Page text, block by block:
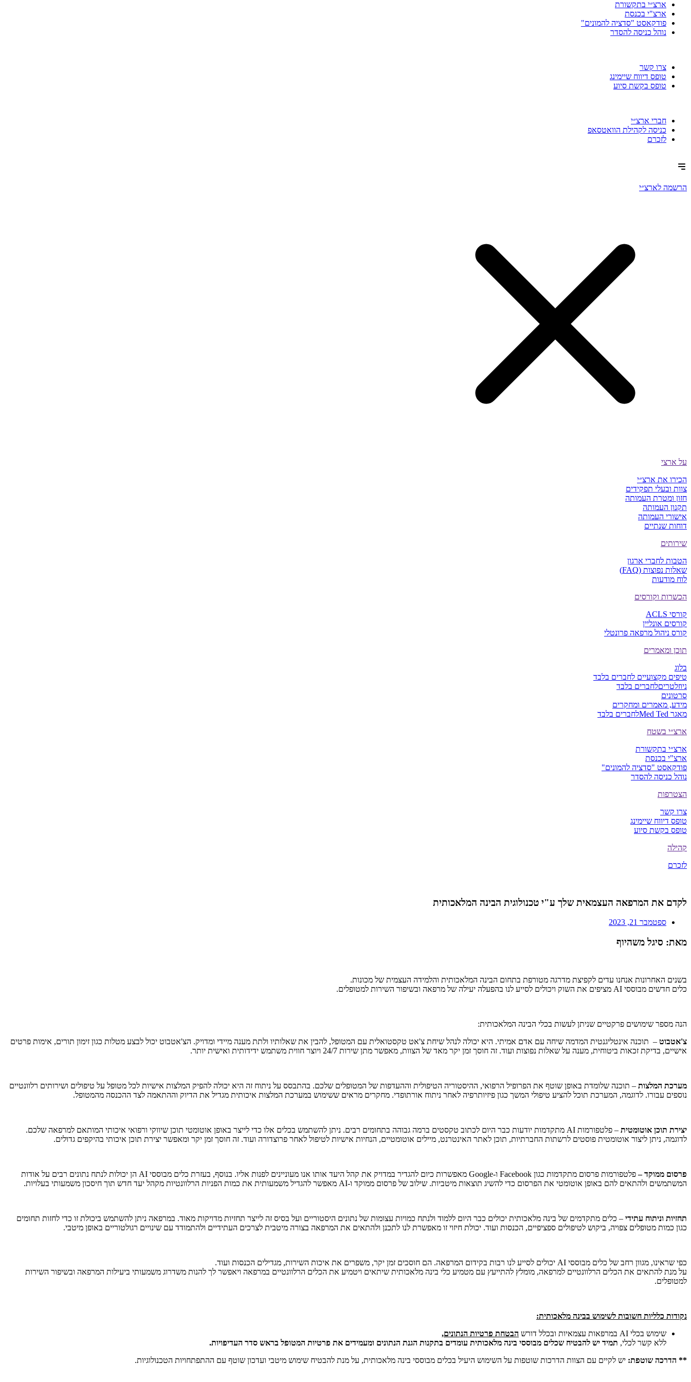
ארצ״י בתקשורת
ארצ"י בכנסת
פודקאסט "סדציה להמונים"
נוהל כניסה להסדר
צרו קשר
טופס דיווח שיימינג
טופס בקשת סיוע
חברי ארצ״י
כניסה לקהילת הוואטסאפ
לזכרם
הרשמה לארצ״י
על ארצי
הכירו את ארצ״י
צוות ובעלי תפקידים
חזון ומטרת העמותה
תקנון העמותה
אישורי העמותה
דוחות שנתיים
שירותים
הטבות לחברי ארגון
שאלות נפוצות (FAQ)
לוח מודעות
הכשרות וקורסים
קורסי ACLS
קורסים אונליין
קורס ניהול מרפאה פרונטלי
תוכן ומאמרים
בלוג
טיפים מקצועיים לחברים בלבד
ניוזלטריםלחברים בלבד
סרטונים
מידע, מאמרים ומחקרים
מאגר Med Ted
לחברים בלבד
ארצ״י בשטח
ארצ״י בתקשורת
ארצ"י בכנסת
פודקאסט "סדציה להמונים"
נוהל כניסה להסדר
הצטרפות
צרו קשר
טופס דיווח שיימינג
טופס בקשת סיוע
קהילה
לזכרם
לקדם את המרפאה העצמאית שלך ע"י טכנולוגית הבינה המלאכותית
ספטמבר 21, 2023
מאת: סיגל משהיוף
בשנים האחרונות אנחנו עדים לקפיצת מדרגה מטורפת בתחום הבינה המלאכותית והלמידה העצמית של מכונות.
כלים חדשים מבוססי AI מציפים את השוק ויכולים לסייע לנו בהפעלה יעילה של מרפאה ובשיפור השירות למטופלים.
הנה מספר שימושים פרקטיים שניתן לעשות בכלי הבינה המלאכותית:
צ'אטבוט – תוכנה אינטליגנטית המדמה שיחה עם אדם אמיתי. היא יכולה לנהל שיחת צ'אט טקסטואלית עם המטופל, להבין את שאלותיו ולתת מענה מיידי ומדויק. הצ'אטבוט יכול לבצע מטלות כגון זימון תורים, אימות פרטים
אישיים, בדיקת זכאות ביטוחית, מענה על שאלות נפוצות ועוד. זה חוסך זמן יקר מאד של הצוות, מאפשר מתן שירות 24/7 ויוצר חווית משתמש ידידותית ואישית יותר.
מערכת המלצות – תוכנה שלומדת באופן שוטף את הפרופיל הרפואי, ההיסטוריה הטיפולית וההעדפות של המטופלים שלכם. בהתבסס על ניתוח זה היא יכולה להפיק המלצות אישיות לכל מטופל על טיפולים ושירותים רלוונטיים
נוספים עבורו. לדוגמה, המערכת תוכל להציע טיפולי המשך כגון פיזיותרפיה לאחר ניתוח אורתופדי. מחקרים מראים ששימוש במערכת המלצות איכותית מגדיל את הדיוק וההתאמה לצד ההכנסה מהמטופל.
יצירת תוכן אוטומטית
– פלטפורמות AI מתקדמות יודעות כבר היום לכתוב טקסטים ברמה גבוהה בתחומים רבים. ניתן להשתמש בכלים אלו כדי לייצר באופן אוטומטי תוכן שיווקי ורפואי איכותי המותאם למרפאה שלכם.
לדוגמה, ניתן ליצור אוטומטית פוסטים לרשתות החברתיות, תוכן לאתר האינטרנט, מיילים אוטומטיים, הנחיות אישיות לטיפול לאחר פרוצדורה ועוד. זה חוסך זמן יקר ומאפשר יצירת תוכן איכותי בהיקפים גדולים.
פרסום ממוקד –
פלטפורמות פרסום מתקדמות כגון Facebook ו-Google מאפשרות כיום להגדיר במדויק את קהל היעד אותו אנו מעוניינים לפנות אליו. בנוסף, בעזרת כלים מבוססי AI הן יכולות לנתח נתונים רבים על אודות
המשתמשים ולהתאים להם באופן אוטומטי את הפרסום כדי להשיג תוצאות מיטביות. שילוב של פרסום ממוקד ו-AI מאפשר להגדיל משמעותית את כמות הפניות הרלוונטיות מקהל יעד חדש תוך חיסכון משמעותי בעלויות.
תחזיות וניתוח עתידי – כלים מתקדמים של בינה מלאכותית יכולים כבר היום ללמוד ולנתח כמויות עצומות של נתונים היסטוריים ועל בסיס זה לייצר תחזיות מדויקות מאוד. במרפאה ניתן להשתמש ביכולת זו כדי לחזות תחומים
כגון כמות מטופלים צפויה, ביקוש לטיפולים ספציפיים, הכנסות ועוד. יכולת חיזוי זו מאפשרת לנו לתכנן ולהתאים את המרפאה בצורה מיטבית לצרכים העתידיים ולהתמודד עם שינויים רגולטוריים באופן מיטבי.
כפי שראינו, מגוון רחב של כלים מבוססי AI יכולים לסייע לנו רבות בקידום המרפאה. הם חוסכים זמן יקר, משפרים את איכות השירות, מגדילים הכנסות ועוד.
על מנת להתאים את הכלים הרלוונטיים למרפאה, מומלץ להתייעץ עם מטמיע כלי בינה מלאכותית שיתאים ויטמיע את הכלים הרלוונטיים במרפאה ויאפשר לך להנות משדרוג משמעותי ביעילות המרפאה ובשיפור השירות
למטופלים.
נקודות כלליות חשובות לשימוש בבינה מלאכותית:
שימוש בכלי AI במרפאות עצמאיות ובכלל דורש
הבטחת פרטיות הנתונים,
ללא קשר לכלי, תמיד יש להבטיח שכלים מבוססי בינה מלאכותית עומדים בתקנות הגנת הנתונים ומעמידים את פרטיות המטופל בראש סדר העדיפויות.
** הדרכה שוטפת: יש לקיים עם הצוות הדרכות שוטפות על השימוש היעיל בכלים מבוססי בינה מלאכותית, על מנת להבטיח שימוש מיטבי ועדכון שוטף עם ההתפתחויות הטכנולוגיות.